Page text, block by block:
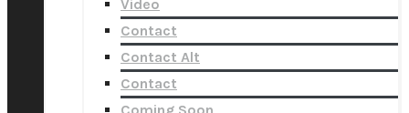
Video
Contact
Contact Alt
Contact